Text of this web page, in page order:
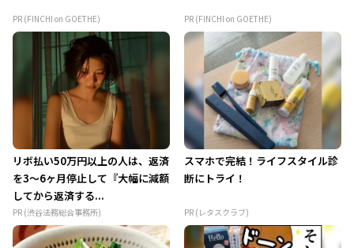
PR (FINCHI on GOETHE) PR (FINCHI on GOETHE)
リボ払い50万円以上の人は、返済
を3～6ヶ月停止して『大幅に減額
してから返済する...
PR (渋谷法務総合事務所)
スマホで完結！ライフスタイル診
断にトライ！
PR (レタスクラブ)